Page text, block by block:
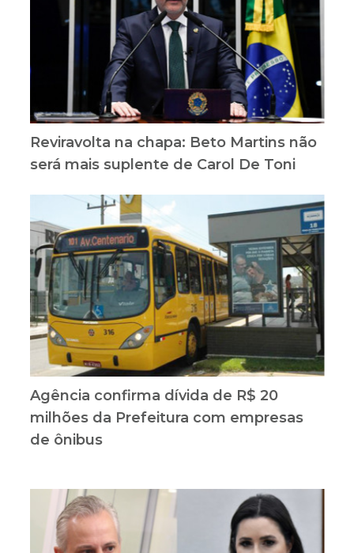
Reviravolta na chapa: Beto Martins não
será mais suplente de Carol De Toni
Agência confirma dívida de R$ 20
milhões da Prefeitura com empresas
de ônibus